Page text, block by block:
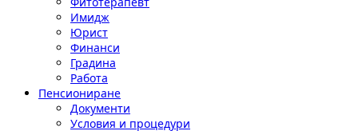
Имидж
Юрист
Финанси
Градина
Работа
Пенсиониране
Документи
Условия и процедури